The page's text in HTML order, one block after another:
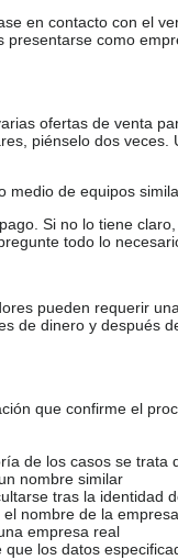
en contacto con el
como
ofertas de venta
piénselo dos
medio de equipos
Si no lo tiene
todo lo
pueden requerir
de dinero y después
que confirme el
de los casos se trata
nombre similar
tras la
nombre de la empresa.
empresa real
los datos